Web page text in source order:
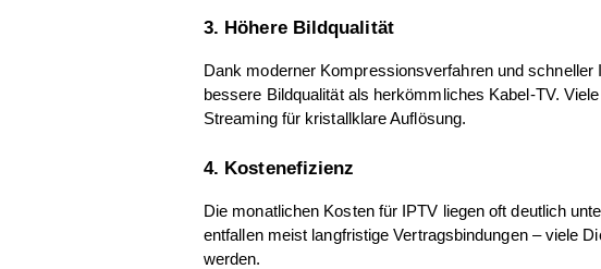
3. Höhere Bildqualität
Dank moderner Kompressionsverfahren und schneller
bessere Bildqualität als herkömmliches Kabel-TV.
Streaming für kristallklare Auflösung.
4. Kostenefizienz
Die monatlichen Kosten für IPTV liegen oft deutlich
entfallen meist langfristige Vertragsbindungen – viele
werden.